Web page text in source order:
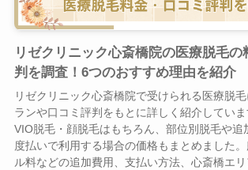
リゼクリニック心斎橋院の医療脱毛の
判を調査！6つのおすすめ理由を紹介
リゼクリニック心斎橋院で受けられる医療脱
ランや口コミ評判をもとに詳しく紹介していま
VIO脱毛・顔脱毛はもちろん、部位別脱毛や追
度払いで利用する場合の価格もまとめました
ル料などの追加費用、支払い方法、心斎橋エ